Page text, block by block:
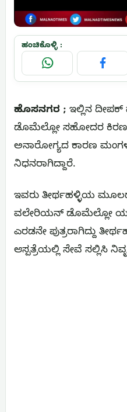
ಹಂಚಿಕೊಳ್ಳಿ :
WhatsApp
ಹೊಸನಗರ ; ಇಲ್ಲಿನ
ಡೊಮೆಲ್ಲೋ ಸಹೋದರ
ಅನಾರೋಗ್ಯದ ಕಾರಣ
ನಿಧನರಾಗಿದ್ದಾರೆ.
ಇವರು ತೀರ್ಥಹಳ್ಳಿಯ
ವಲೇರಿಯನ್ ಡೊಮೆಲ್ಲೋ
ಎರಡನೇ ಪುತ್ರರಾಗಿದ್ದು
ಆಸ್ಪತ್ರೆಯಲ್ಲಿ ಸೇವೆ ಸಲ್ಲಿಸಿ